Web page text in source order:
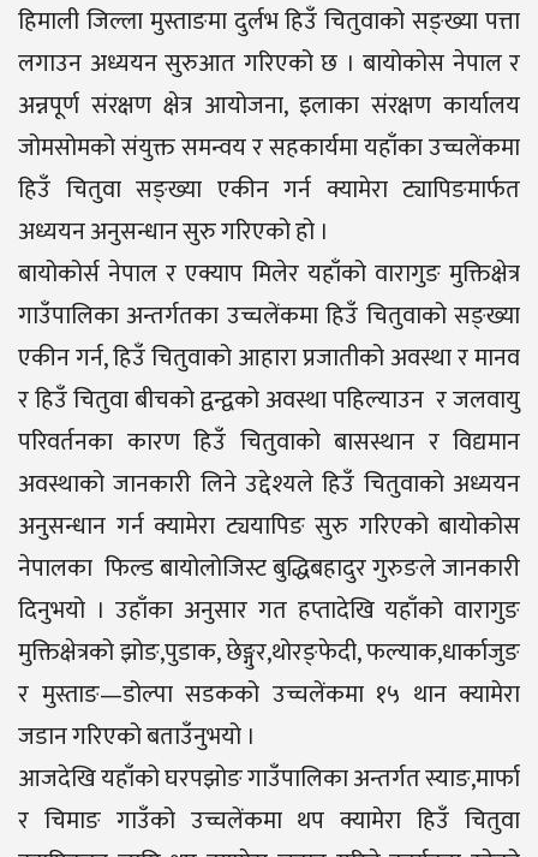
हिमाली जिल्ला मुस्ताङमा दुर्लभ हिउँ चितुवाको सङ्ख्या पत्ता
लगाउन अध्ययन सुरुआत गरिएको छ । बायोकोस नेपाल र
अन्नपूर्ण संरक्षण क्षेत्र आयोजना, इलाका संरक्षण कार्यालय
जोमसोमको संयुक्त समन्वय र सहकार्यमा यहाँका उच्चलेंकमा
हिउँ चितुवा सङ्ख्या एकीन गर्न क्यामेरा ट्यापिङमार्फत
अध्ययन अनुसन्धान सुरु गरिएको हो ।
बायोकोर्स नेपाल र एक्याप मिलेर यहाँको वारागुङ मुक्तिक्षेत्र
गाउँपालिका अन्तर्गतका उच्चलेंकमा हिउँ चितुवाको सङ्ख्या
एकीन गर्न, हिउँ चितुवाको आहारा प्रजातीको अवस्था र मानव
र हिउँ चितुवा बीचको द्वन्द्वको अवस्था पहिल्याउन र जलवायु
परिवर्तनका कारण हिउँ चितुवाको बासस्थान र विद्यमान
अवस्थाको जानकारी लिने उद्देश्यले हिउँ चितुवाको अध्ययन
अनुसन्धान गर्न क्यामेरा ट्ययापिङ सुरु गरिएको बायोकोस
नेपालका फिल्ड बायोलोजिस्ट बुद्धिबहादुर गुरुङले जानकारी
दिनुभयो । उहाँका अनुसार गत हप्तादेखि यहाँको वारागुङ
मुक्तिक्षेत्रको झोङ,पुडाक, छेङ्गुर,थोरङ्फेदी, फल्याक,धार्काजुङ
र मुस्ताङ—डोल्पा सडकको उच्चलेंकमा १५ थान क्यामेरा
जडान गरिएको बताउँनुभयो ।
आजदेखि यहाँको घरपझोङ गाउँपालिका अन्तर्गत स्याङ,मार्फा
र चिमाङ गाउँको उच्चलेंकमा थप क्यामेरा हिउँ चितुवा